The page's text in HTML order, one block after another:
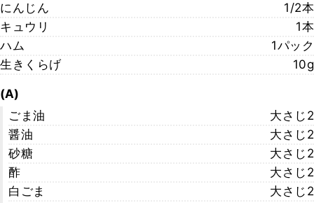
にんじん
1/2本
キュウリ
1本
ハム
1パック
生きくらげ
10g
(A)
ごま油
大さじ2
醤油
大さじ2
砂糖
大さじ2
酢
大さじ2
白ごま
大さじ2